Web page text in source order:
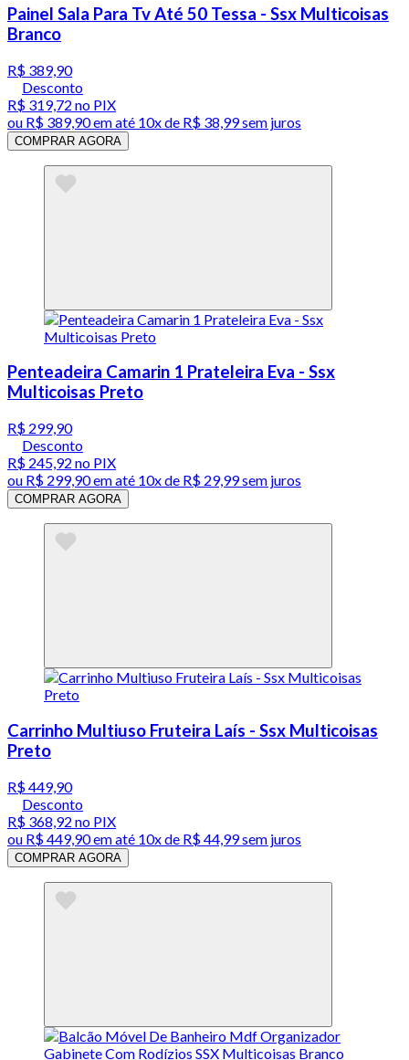
Painel Sala Para Tv Até 50 Tessa - Ssx Multicoisas
Branco
R$ 389,90
Desconto
R$ 319,72 no PIX
ou R$ 389,90em até 10x de R$ 38,99 sem juros
COMPRAR AGORA
Penteadeira Camarin 1 Prateleira Eva - Ssx
Multicoisas Preto
R$ 299,90
Desconto
R$ 245,92 no PIX
ou R$ 299,90em até 10x de R$ 29,99 sem juros
COMPRAR AGORA
Carrinho Multiuso Fruteira Laís - Ssx Multicoisas
Preto
R$ 449,90
Desconto
R$ 368,92 no PIX
ou R$ 449,90em até 10x de R$ 44,99 sem juros
COMPRAR AGORA